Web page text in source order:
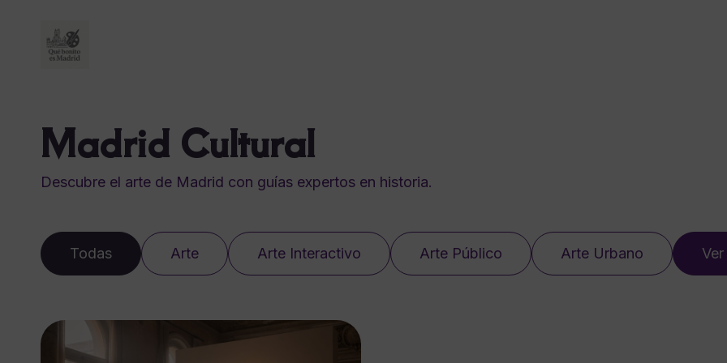
Madrid Cultural
Descubre el arte de Madrid con guías expertos en historia.
Todas Arte Arte Interactivo Arte Público Arte Urbano